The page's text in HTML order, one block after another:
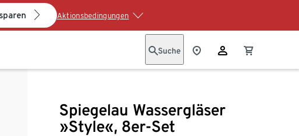
Aktionsbedingungen
Suche
Spiegelau Wassergläser
»Style«, 8er-Set